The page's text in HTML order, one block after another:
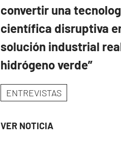
convertir una
científica disruptiva
solución industrial
hidrógeno verde”
ENTREVISTAS
VER NOTICIA